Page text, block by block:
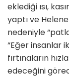
eklediği ısı,
yaptı ve Helene
nedeniyle
“Eğer insanlar
fırtınaların
edeceğini